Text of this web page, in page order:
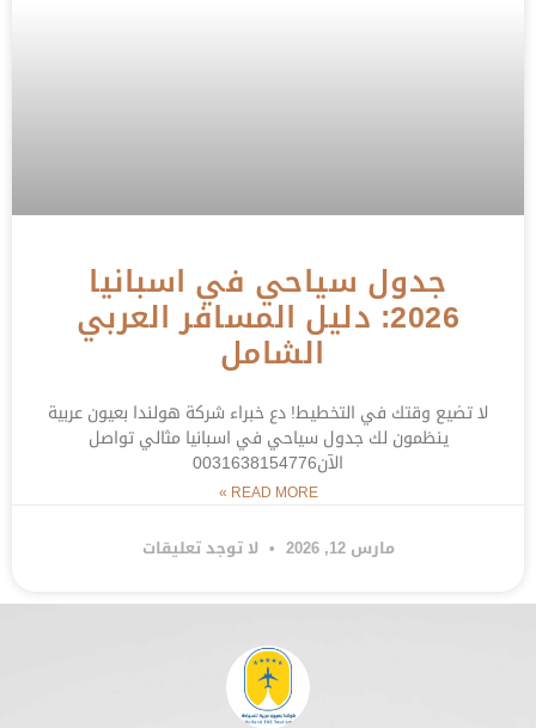
جدول سياحي في اسبانيا
2026: دليل المسافر العربي
الشامل
لا تضيع وقتك في التخطيط! دع خبراء شركة هولندا بعيون عربية
ينظمون لك جدول سياحي في اسبانيا مثالي تواصل
الآن0031638154776
READ MORE »
مارس 12, 2026 لا توجد تعليقات